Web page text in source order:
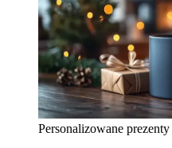
Personalizowane